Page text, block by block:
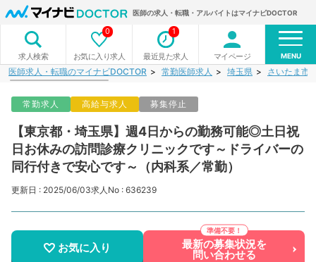
医師の求人・転職・アルバイトはマイナビDOCTOR
求人検索 お気に入り求人
0
最近見た求人
1
マイページ MENU
医師求人・転職のマイナビDOCTOR 常勤医師求人 埼玉県 さいたま市
常勤求人 高給与求人 募集停止
【東京都・埼玉県】週4日からの勤務可能◎土日祝
日お休みの訪問診療クリニックです～ドライバーの
同行付きで安心です～（内科系／常勤）
更新日 : 2025/06/03求人No : 636239
お気に入り 最新の募集状況を
問い合わせる